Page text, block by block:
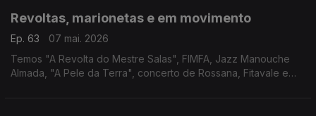
Revoltas, marionetas e em movimento
Ep. 63
07 mai. 2026
Temos "A Revolta do Mestre Salas", FIMFA, Jazz Manouche
Almada, "A Pele da Terra", concerto de Rossana, Fitavale e